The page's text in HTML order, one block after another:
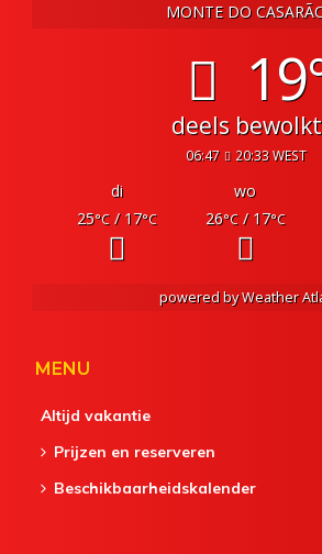
MONTE DO
deels bewolkt
06:47 20:33 WEST
di wo
25°C/ 17°C 26°C/ 17°C
powered byWeather
MENU
Altijd vakantie
Prijzen en reserveren
Beschikbaarheidskalender